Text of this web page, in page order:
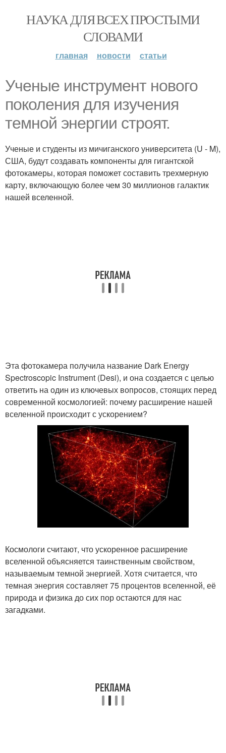
НАУКА ДЛЯ ВСЕХ ПРОСТЫМИ
СЛОВАМИ
главная новости статьи
Ученые инструмент нового
поколения для изучения
темной энергии строят.
Ученые и студенты из мичиганского университета (U - M),
США, будут создавать компоненты для гигантской
фотокамеры, которая поможет составить трехмерную
карту, включающую более чем 30 миллионов галактик
нашей вселенной.
Эта фотокамера получила название Dark Energy
Spectroscopic Instrument (Desi), и она создается с целью
ответить на один из ключевых вопросов, стоящих перед
современной космологией: почему расширение нашей
вселенной происходит с ускорением?
Космологи считают, что ускоренное расширение
вселенной объясняется таинственным свойством,
называемым темной энергией. Хотя считается, что
темная энергия составляет 75 процентов вселенной, её
природа и физика до сих пор остаются для нас
загадками.